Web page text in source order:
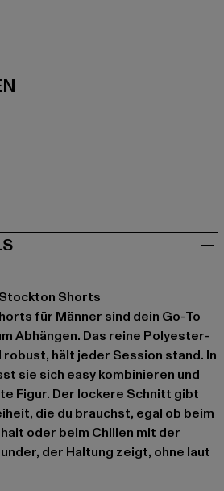
Stockton Shorts
für Männer sind dein Go-To
Abhängen. Das reine Polyester-
hält jeder Session stand. In
sie sich easy kombinieren und
Figur. Der lockere Schnitt gibt
die du brauchst, egal ob beim
oder beim Chillen mit der
der Haltung zeigt, ohne laut